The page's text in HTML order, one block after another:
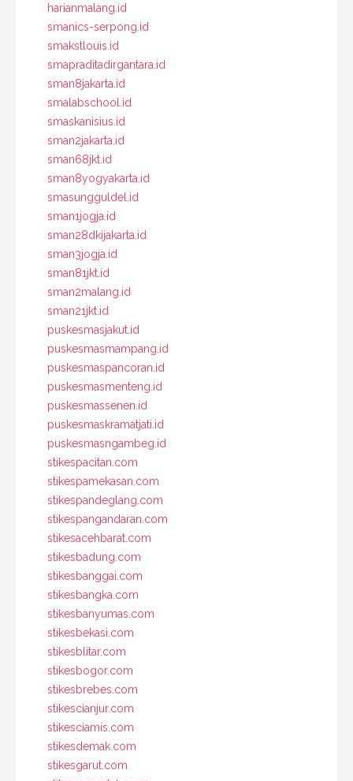
harianmalang.id
smanics-serpong.id
smakstlouis.id
smapraditadirgantara.id
sman8jakarta.id
smalabschool.id
smaskanisius.id
sman2jakarta.id
sman68jkt.id
sman8yogyakarta.id
smasungguldel.id
sman1jogja.id
sman28dkijakarta.id
sman3jogja.id
sman81jkt.id
sman2malang.id
sman21jkt.id
puskesmasjakut.id
puskesmasmampang.id
puskesmaspancoran.id
puskesmasmenteng.id
puskesmassenen.id
puskesmaskramatjati.id
puskesmasngambeg.id
stikespacitan.com
stikespamekasan.com
stikespandeglang.com
stikespangandaran.com
stikesacehbarat.com
stikesbadung.com
stikesbanggai.com
stikesbangka.com
stikesbanyumas.com
stikesbekasi.com
stikesblitar.com
stikesbogor.com
stikesbrebes.com
stikescianjur.com
stikesciamis.com
stikesdemak.com
stikesgarut.com